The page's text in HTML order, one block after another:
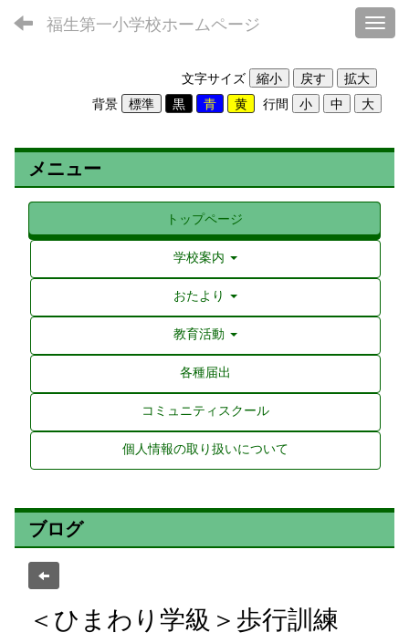
福生第一小学校ホームページ
文字サイズ
背景
行間
メニュー
トップページ
学校案内
おたより
教育活動
各種届出
コミュニティスクール
個人情報の取り扱いについて
ブログ
＜ひまわり学級＞歩行訓練